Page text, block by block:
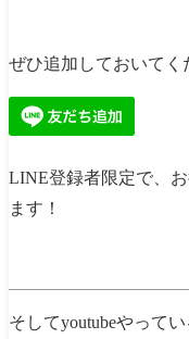
ぜひ追加しておいてく
LINE登録者限定で、
ます！
そしてyoutubeやって